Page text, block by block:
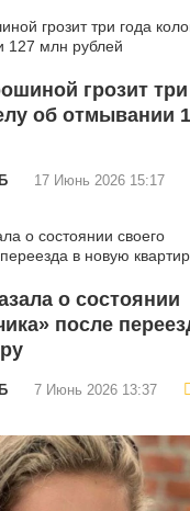
грозит три
об отмывании
17 Июнь 2026 15:17
о состоянии
после
7 Июнь 2026 13:37